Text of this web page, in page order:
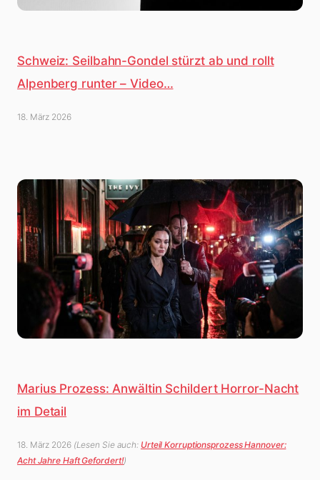
Schweiz: Seilbahn-Gondel stürzt ab und rollt
Alpenberg runter – Video…
18. März 2026
Marius Prozess: Anwältin Schildert Horror-Nacht
im Detail
18. März 2026 (Lesen Sie auch: Urteil Korruptionsprozess Hannover:
Acht Jahre Haft Gefordert!)